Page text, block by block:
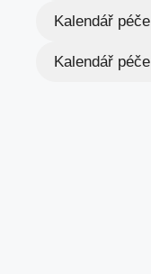
Kalendář
Kalendář